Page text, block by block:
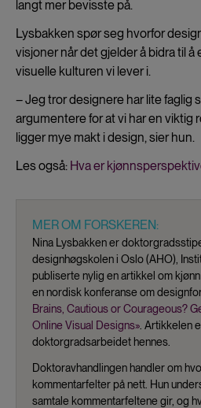
langt mer bevisste på.
Lysbakken spør seg hvorfor
visjoner når det gjelder å bidra til
visuelle kulturen vi lever i.
– Jeg tror designere har lite faglig
argumentere for at vi har en viktig
ligger mye makt i design, sier hun.
Les også: Hva er
MER OM FORSKEREN:
Nina Lysbakken er
designhøgskolen i Oslo (AHO),
publiserte nylig en artikkel om
en nordisk konferanse om
Brains, Cautious or Courageous?
Online Visual Designs» . Artikkelen
doktorgradsarbeidet hennes.
Doktoravhandlingen handler om
kommentarfelter på nett. Hun
samtale kommentarfeltene gir, og